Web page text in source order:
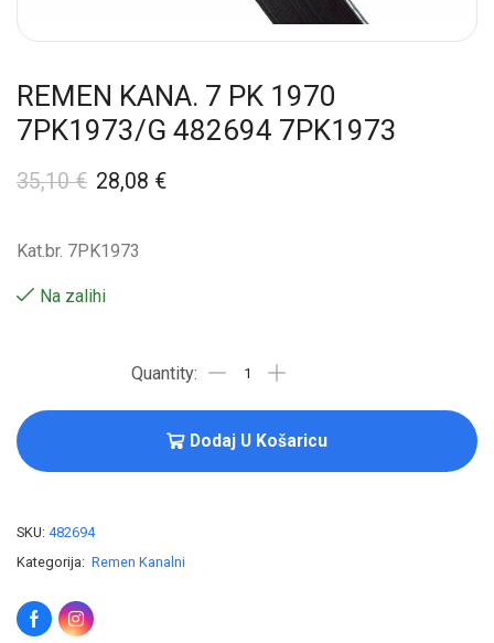
REMEN KANA. 7 PK 1970
7PK1973/G 482694 7PK1973
35,10€ 28,08 €
Kat.br. 7PK1973
Na zalihi
Dodaj U Košaricu
SKU: 482694
Kategorija: Remen Kanalni